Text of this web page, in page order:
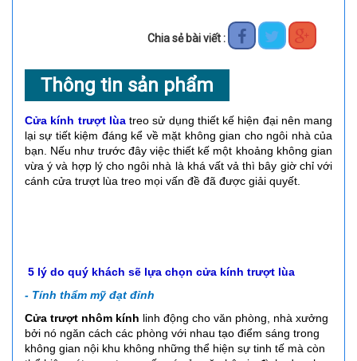
Chia sẻ bài viết :
Thông tin sản phẩm
Cửa kính trượt lùatreo sử dụng thiết kế hiện đại nên mang
lại sự tiết kiệm đáng kể về mặt không gian cho ngôi nhà của
bạn. Nếu như trước đây việc thiết kế một khoảng không gian
vừa ý và hợp lý cho ngôi nhà là khá vất vả thì bây giờ chỉ với
cánh cửa trượt lùa treo mọi vấn đề đã được giải quyết.
5 lý do quý khách sẽ lựa chọn cửa kính trượt lùa
- Tính thẩm mỹ đạt đỉnh
Cửa trượt nhôm kính linh động cho văn phòng, nhà xưởng
bởi nó ngăn cách các phòng với nhau tạo điểm sáng trong
không gian nội khu không những thể hiện sự tinh tế mà còn